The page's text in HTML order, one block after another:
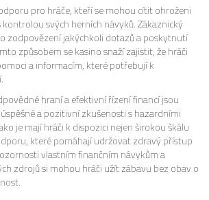
pro hráče, kteří se mohou cítit ohroženi
svých herních návyků. Zákaznický
zodpovězení jakýchkoli dotazů a poskytnutí
způsobem se kasino snaží zajistit, že hráči
a informacím, které potřebují k
hraní a efektivní řízení financí jsou
a pozitivní zkušenosti s hazardními
je mají hráči k dispozici nejen širokou škálu
které pomáhají udržovat zdravý přístup
vlastním finančním návykům a
zdrojů si mohou hráči užít zábavu bez obav o